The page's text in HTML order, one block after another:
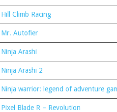
Hill Climb Racing⁠
Mr. Autofier⁠
Ninja Arashi⁠
Ninja Arashi 2⁠
Ninja warrior: legend of adventure
Pixel Blade R – Revolution⁠